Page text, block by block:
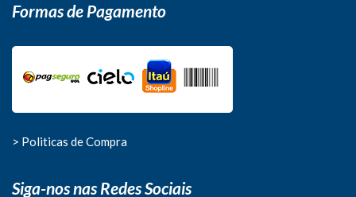
Formas de Pagamento
> Politicas de Compra
Siga-nos nas Redes Sociais